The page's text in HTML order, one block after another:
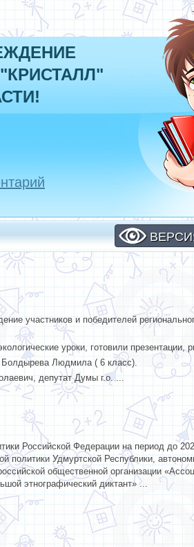
участников и победителей
уроки, готовили презентации,
Болдырева Людмила ( 6 класс).
депутат Думы г.о. ...
Российской Федерации на период до
политики Удмуртской Республики,
общественной организации
этнографический диктант» ...